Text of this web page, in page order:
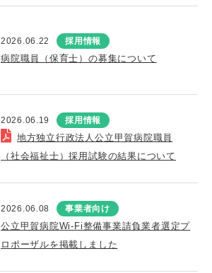
2026.06.22 採用情報
病院職員（保育士）の募集について
2026.06.19 採用情報
地方独立行政法人公立甲賀病院職員
（社会福祉士）採用試験の結果について
2026.06.08 事業者向け
公立甲賀病院Wi-Fi整備事業請負業者選定プ
ロポーザルを掲載しました